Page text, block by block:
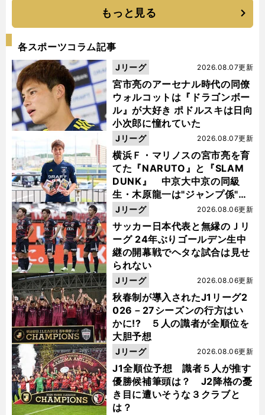
もっと見る
各スポーツコラム記事
宮市亮のアーセナル時代の同僚
ウォルコットは『ドラゴンボー
ル』が大好き ポドルスキは日向
小次郎に憧れていた
2026.08.07更新
Jリーグ
横浜Ｆ・マリノスの宮市亮を育
てた『NARUTO』と『SLAM
DUNK』 中京大中京の同級
生・木原龍一は"ジャンプ係"だ
った
2026.08.07更新
Jリーグ
サッカー日本代表と無縁のＪリ
ーグ 24年ぶりゴールデン生中
継の開幕戦でヘタな試合は見せ
られない
2026.08.06更新
Jリーグ
秋春制が導入されたJ1リーグ2
026－27シーズンの行方はい
かに!? ５人の識者が全順位を
大胆予想
2026.08.06更新
Jリーグ
J1全順位予想 識者５人が推す
優勝候補筆頭は？ J2降格の憂
き目に遭いそうな３クラブと
は？
2026.08.06更新
Jリーグ